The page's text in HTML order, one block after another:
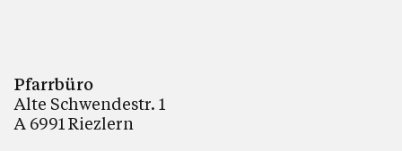
Pfarrbüro
Alte Schwendestr. 1
A 6991 Riezlern